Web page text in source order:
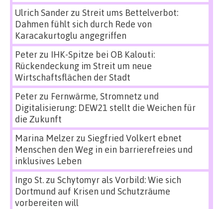
Ulrich Sanderzu Streit ums Bettelverbot:
Dahmen fühlt sich durch Rede von
Karacakurtoglu angegriffen
Peterzu IHK-Spitze bei OB Kalouti:
Rückendeckung im Streit um neue
Wirtschaftsflächen der Stadt
Peterzu Fernwärme, Stromnetz und
Digitalisierung: DEW21 stellt die Weichen für
die Zukunft
Marina Melzerzu Siegfried Volkert ebnet
Menschen den Weg in ein barrierefreies und
inklusives Leben
Ingo St.zu Schytomyr als Vorbild: Wie sich
Dortmund auf Krisen und Schutzräume
vorbereiten will